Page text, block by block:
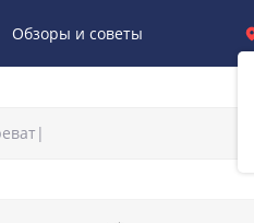
Обзоры и советы